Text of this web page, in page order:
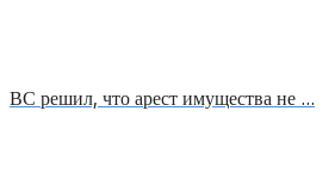
ВС решил, что арест имущества не …